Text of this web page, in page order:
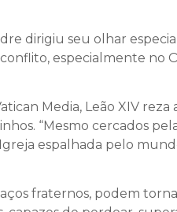
dirigiu seu olhar
especialmente no
Media, Leão XIV reza
“Mesmo cercados
espalhada pelo
fraternos, podem